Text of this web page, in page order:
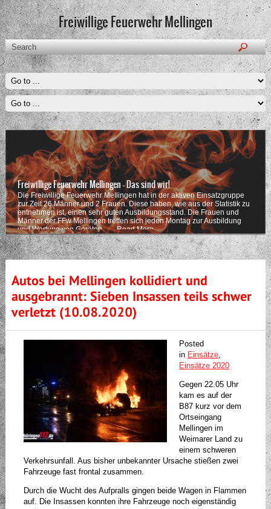
Freiwillige Feuerwehr Mellingen
Freiwillige Feuerwehr Mellingen - Das sind wir!
Die Freiwillige Feuerwehr Mellingen hat in der aktiven Einsatzgruppe
zur Zeit 26 Männer und 2 Frauen. Diese haben, wie aus der Statistik zu
entnehmen ist, einen sehr guten Ausbildungsstand. Die Frauen und
Männer der FFw Mellingen treffen sich jeden Montag zur Ausbildung
und Wartung von Geräten . … Read More
Autos bei Mellingen kollidiert und
ausgebrannt: Sieben Insassen teils schwer
verletzt (10.08.2020)
Posted
in Einsätze,
Einsätze 2020
Gegen 22.05 Uhr
kam es auf der
B87 kurz vor dem
Ortseingang
Mellingen im
Weimarer Land zu
einem schweren
Verkehrsunfall. Aus bisher unbekannter Ursache stießen zwei
Fahrzeuge fast frontal zusammen.
Durch die Wucht des Aufpralls gingen beide Wagen in Flammen
auf. Die Insassen konnten ihre Fahrzeuge noch eigenständig